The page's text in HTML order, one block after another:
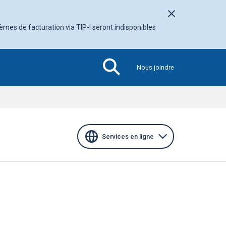
Fermer l'avis
de facturation via TIP-I seront indisponibles
Nous joindre
Services en ligne
Section
active